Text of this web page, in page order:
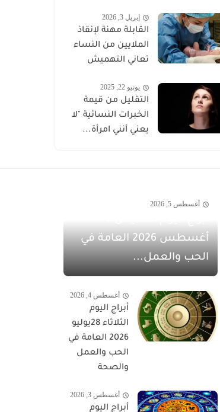
إبريل 3, 2026
القابلة مهنة لإنقاذ
الملايين من النساء
تعاني التهميش
يونيو 22, 2025
التقليل من قيمة
الخبرات النسائية "لا
يعني أنني امرأة...
أغسطس 5, 2026
أغسطس 2026 العامة في
الحب والعمل...
أغسطس 4, 2026
أبراج اليوم
الثلاثاء 28يوليو
2026 العامة في
الحب والعمل
والصحة
أغسطس 3, 2026
أبراج اليوم